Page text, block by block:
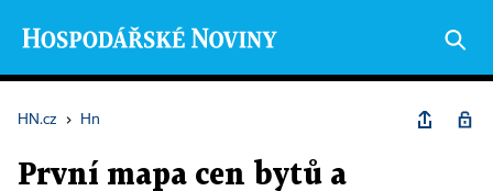
HN.cz › Hn
První mapa cen bytů a